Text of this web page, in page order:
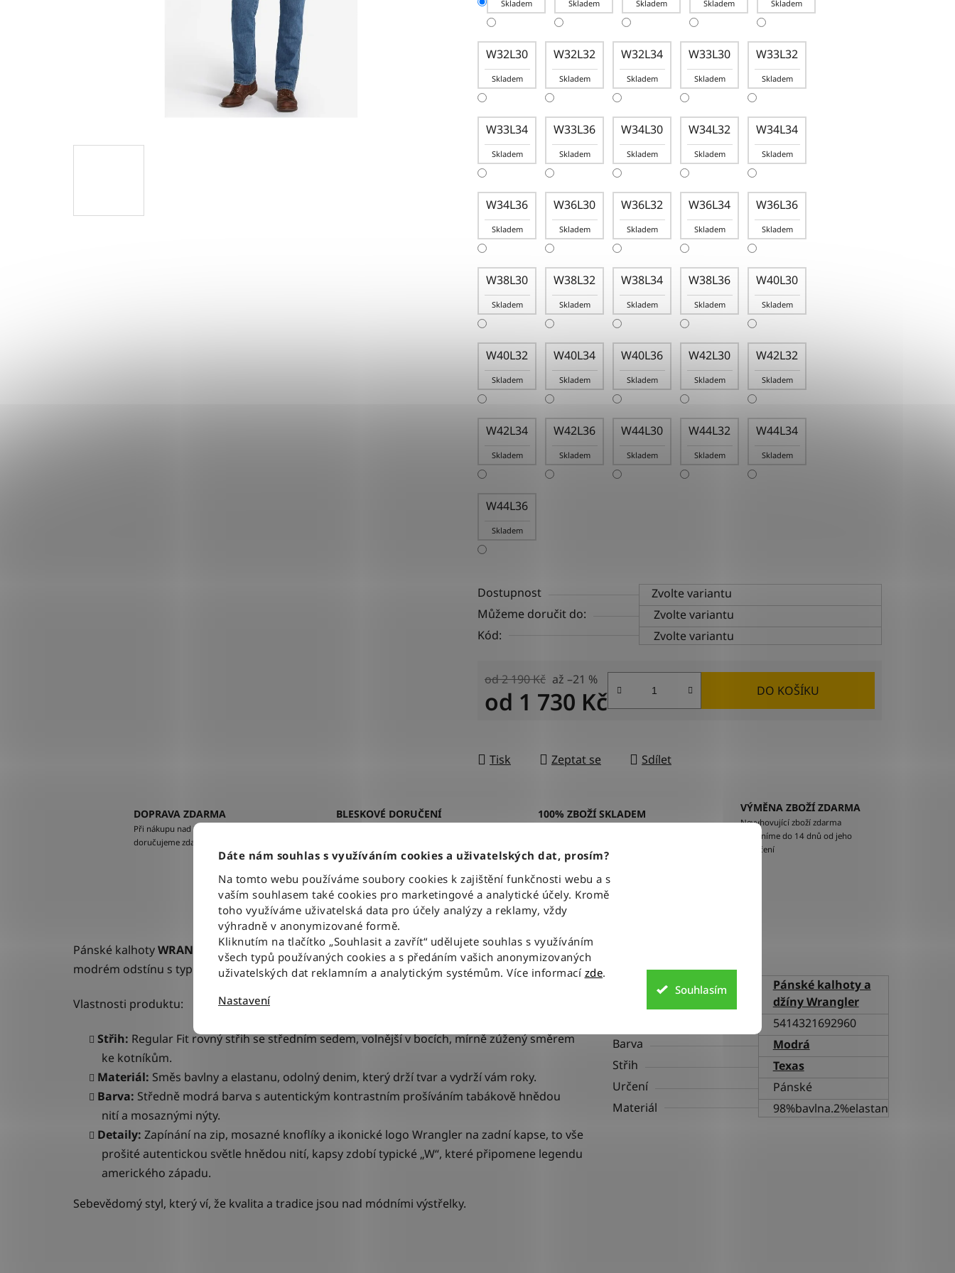
Dáte nám souhlas s využíváním cookies a uživatelských dat, prosím?
Na tomto webu používáme soubory cookies k zajištění funkčnosti webu a s
vaším souhlasem také cookies pro marketingové a analytické účely. Kromě
toho využíváme uživatelská data pro účely analýzy a reklamy, vždy
výhradně v anonymizované formě.
Kliknutím na tlačítko „Souhlasit a zavřít“ udělujete souhlas s využíváním
všech typů používaných cookies a s předáním vašich anonymizovaných
uživatelských dat reklamním a analytickým systémům. Více informací zde.
Nastavení
Souhlasím
Skladem Skladem Skladem Skladem Skladem
W32L30
Skladem
W32L32
Skladem
W32L34
Skladem
W33L30
Skladem
W33L32
Skladem
W33L34
Skladem
W33L36
Skladem
W34L30
Skladem
W34L32
Skladem
W34L34
Skladem
W34L36
Skladem
W36L30
Skladem
W36L32
Skladem
W36L34
Skladem
W36L36
Skladem
W38L30
Skladem
W38L32
Skladem
W38L34
Skladem
W38L36
Skladem
W40L30
Skladem
W40L32
Skladem
W40L34
Skladem
W40L36
Skladem
W42L30
Skladem
W42L32
Skladem
W42L34
Skladem
W42L36
Skladem
W44L30
Skladem
W44L32
Skladem
W44L34
Skladem
W44L36
Skladem
Dostupnost
Zvolte variantu
Můžeme doručit do:
Zvolte variantu
Kód:
Zvolte variantu
od 2 190 Kč až –21 %
od 1 730 Kč DO KOŠÍKU
Tisk Zeptat se Sdílet
DOPRAVA ZDARMA
Při nákupu nad 2500 Kč
doručujeme zdarma po celé ČR
BLESKOVÉ DORUČENÍ 100% ZBOŽÍ SKLADEM VÝMĚNA ZBOŽÍ ZDARMA
Nevyhovující zboží zdarma
vyměníme do 14 dnů od jeho
doručení
Popis
Pánské kalhotyWRANGLER TEXAS STONEWASH= absolutní denimovou klasiku ve středně
modrém odstínu s typickým „opraným“ vzhledem, zkrátka klasika, která nikdy nezestárne.
Vlastnosti produktu:
Střih: Regular Fit rovný střih se středním sedem, volnější v bocích, mírně zúžený směrem
ke kotníkům.
Materiál: Směs bavlny a elastanu, odolný denim, který drží tvar a vydrží vám roky.
Barva: Středně modrá barva s autentickým kontrastním prošíváním tabákově hnědou
nitía mosaznými nýty.
Detaily: Zapínání na zip, mosazné knoflíky a ikonické logo Wrangler na zadní kapse, to vše
prošité autentickou světle hnědou nití, kapsy zdobí typické „W“, které připomene legendu
amerického západu.
Sebevědomý styl, který ví, že kvalita a tradice jsou nad módními výstřelky.
Kategorie
Pánské kalhoty a
džíny Wrangler
5414321692960
Barva
Modrá
Střih
Texas
Určení
Pánské
Materiál
98%bavlna.2%elastan